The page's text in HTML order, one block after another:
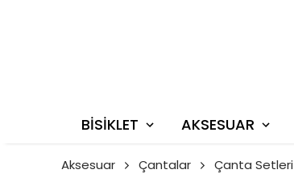
BİSİKLET AKSESUAR
Aksesuar Çantalar Çanta Setleri